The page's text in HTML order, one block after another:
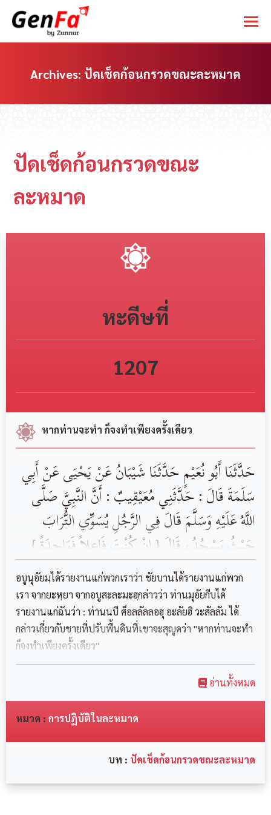
Archives: ปัดเช็ดก้อนกรวดขณะละหมาด
ปัดเช็ดก้อนกรวดขณะ
ละหมาด
หะดีษที่
1207
หากท่านจะทำ ก็จงทำเพียงครั้งเดียว
حَدَّثَنَا أَبُو نُعَيْمٍ حَدَّثَنَا شَيْبَانُ عَنْ يَحْيَى عَنْ أَبِي
سَلَمَةَ قَالَ : حَدَّثَنِي مُعَيْقِيبٌ : أَنَّ النَّبِيَّ صَلَّى
اللَّهُ عَلَيْهِ وَسَلَّمَ قَالَ فِي الرَّجُلِ يُسَوِّي التُّرَابَ
حَيْثُ يَسْجُدُ، قَالَ ‏{ إِنْ كُنْتَ فَاعِلاً فَوَاحِدَةً }
อบูนุอัยมฺได้รายงานแก่พวกเราว่า ชัยบานได้รายงานแก่พวก
เรา จากยะหฺยา จากอบูสะละมะฮฺกล่าวว่า ท่านมุอัยกีบได้
รายงานแก่ฉันว่า : ท่านนบี ศ็อลลัลลอฮุ อะลัยฮิ วะสัลลัม ได้
กล่าวเกี่ยวกับชายที่ปรับพื้นดินที่เขาจะสุญูดว่า "หากท่านจะทำ
ก็จงทำเพียงครั้งเดียว"
อ่านทั้งหมด
หมวด : การปฏิบัติในละหมาด
บท : ปัดเช็ดก้อนกรวดขณะละหมาด